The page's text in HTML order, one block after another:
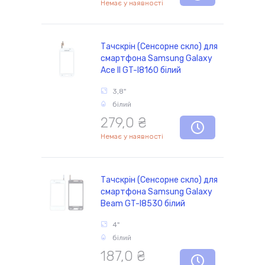
Немає у наявності
Тачскрін (Сенсорне скло) для
смартфона Samsung Galaxy
Ace II GT-I8160 білий
3,8"
білий
279,0 ₴
Немає у наявності
Тачскрін (Сенсорне скло) для
смартфона Samsung Galaxy
Beam GT-I8530 білий
4"
білий
187,0 ₴